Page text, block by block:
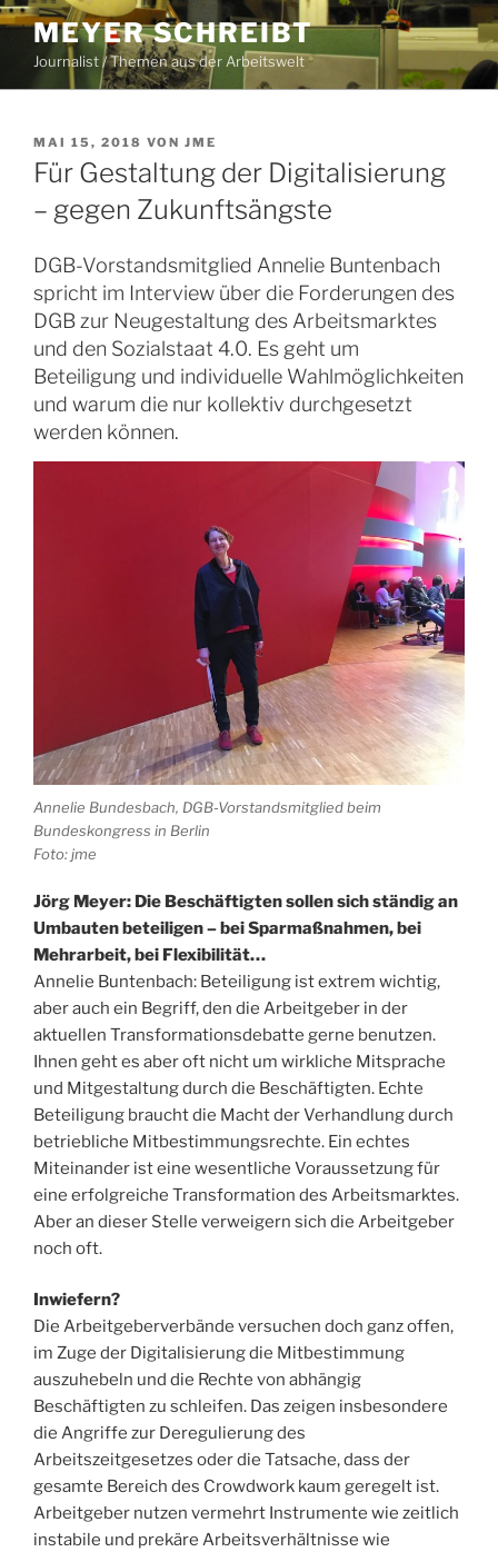
Zum
Inhalt
springen
MEYER SCHREIBT
Journalist / Themen aus der Arbeitswelt
VERÖFFENTLICHT
AM
MAI 15, 2018 VON JME
Für Gestaltung der Digitalisierung
– gegen Zukunftsängste
DGB-Vorstandsmitglied Annelie Buntenbach
spricht im Interview über die Forderungen des
DGB zur Neugestaltung des Arbeitsmarktes
und den Sozialstaat 4.0. Es geht um
Beteiligung und individuelle Wahlmöglichkeiten
und warum die nur kollektiv durchgesetzt
werden können.
Annelie Bundesbach, DGB-Vorstandsmitglied beim
Bundeskongress in Berlin
Foto: jme
Jörg Meyer: Die Beschäftigten sollen sich ständig an
Umbauten beteiligen – bei Sparmaßnahmen, bei
Mehrarbeit, bei Flexibilität…
Annelie Buntenbach: Beteiligung ist extrem wichtig,
aber auch ein Begriff, den die Arbeitgeber in der
aktuellen Transformationsdebatte gerne benutzen.
Ihnen geht es aber oft nicht um wirkliche Mitsprache
und Mitgestaltung durch die Beschäftigten. Echte
Beteiligung braucht die Macht der Verhandlung durch
betriebliche Mitbestimmungsrechte. Ein echtes
Miteinander ist eine wesentliche Voraussetzung für
eine erfolgreiche Transformation des Arbeitsmarktes.
Aber an dieser Stelle verweigern sich die Arbeitgeber
noch oft.
Inwiefern?
Die Arbeitgeberverbände versuchen doch ganz offen,
im Zuge der Digitalisierung die Mitbestimmung
auszuhebeln und die Rechte von abhängig
Beschäftigten zu schleifen. Das zeigen insbesondere
die Angriffe zur Deregulierung des
Arbeitszeitgesetzes oder die Tatsache, dass der
gesamte Bereich des Crowdwork kaum geregelt ist.
Arbeitgeber nutzen vermehrt Instrumente wie zeitlich
instabile und prekäre Arbeitsverhältnisse wie